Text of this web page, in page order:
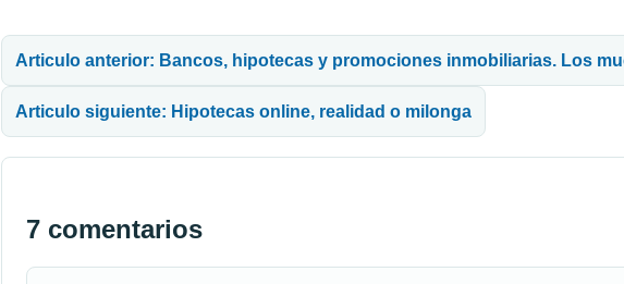
Articulo anterior: Bancos, hipotecas y promociones inmobiliarias. Los
Articulo siguiente: Hipotecas online, realidad o milonga
7 comentarios